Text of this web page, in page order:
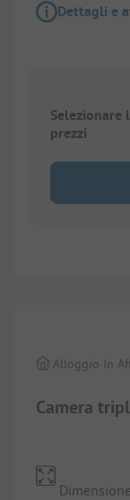
Dettagli e
Selezionare
prezzi
Camera
Alloggio In